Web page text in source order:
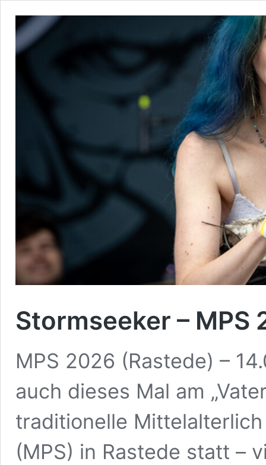
Stormseeker – MPS
MPS 2026 (Rastede) –
auch dieses Mal am
traditionelle
(MPS) in Rastede statt –